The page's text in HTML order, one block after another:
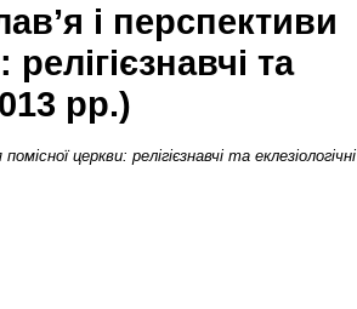
і перспективи
та
рр.)
церкви: релігієзнавчі та еклезіологічні